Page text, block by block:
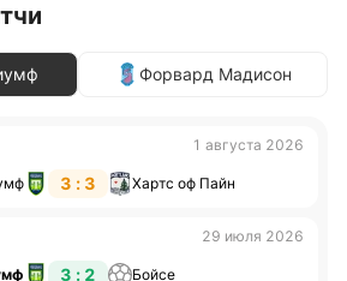
Форвард Мадисон
1 августа 2026
3 : 3 Хартс оф Пайн
29 июля 2026
3 : 2 Бойсе